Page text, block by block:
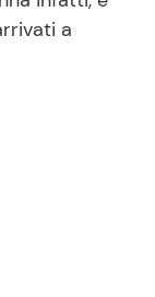
Bambini
a